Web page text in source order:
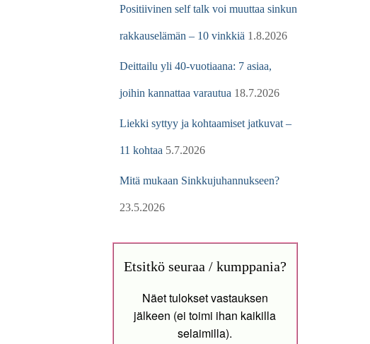
Positiivinen self talk voi muuttaa sinkun
rakkauselämän – 10 vinkkiä 1.8.2026
Deittailu yli 40-vuotiaana: 7 asiaa,
joihin kannattaa varautua 18.7.2026
Liekki syttyy ja kohtaamiset jatkuvat –
11 kohtaa 5.7.2026
Mitä mukaan Sinkkujuhannukseen?
23.5.2026
Etsitkö seuraa / kumppania?
Näet tulokset vastauksen
jälkeen (ei toimi ihan kaikilla
selaimilla).